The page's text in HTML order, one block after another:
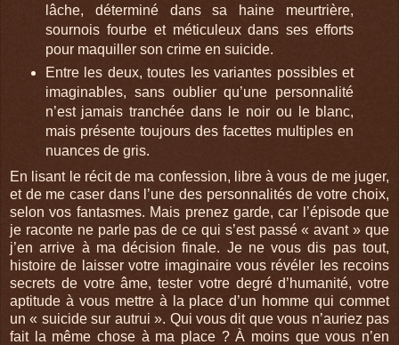
lâche, déterminé dans sa haine meurtrière,
sournois fourbe et méticuleux dans ses efforts
pour maquiller son crime en suicide.
Entre les deux, toutes les variantes possibles et
imaginables, sans oublier qu’une personnalité
n’est jamais tranchée dans le noir ou le blanc,
mais présente toujours des facettes multiples en
nuances de gris.
En lisant le récit de ma confession, libre à vous de me juger,
et de me caser dans l’une des personnalités de votre choix,
selon vos fantasmes. Mais prenez garde, car l’épisode que
je raconte ne parle pas de ce qui s’est passé « avant » que
j’en arrive à ma décision finale. Je ne vous dis pas tout,
histoire de laisser votre imaginaire vous révéler les recoins
secrets de votre âme, tester votre degré d’humanité, votre
aptitude à vous mettre à la place d’un homme qui commet
un « suicide sur autrui ». Qui vous dit que vous n’auriez pas
fait la même chose à ma place ? À moins que vous n’en